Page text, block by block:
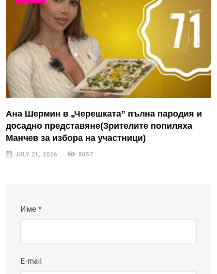
Ана Шермин в „Черешката” пълна пародия и
досадно представяне(Зрителите попиляха
Манчев за избора на участници)
JULY 21, 2026 8057
Име *
E-mail